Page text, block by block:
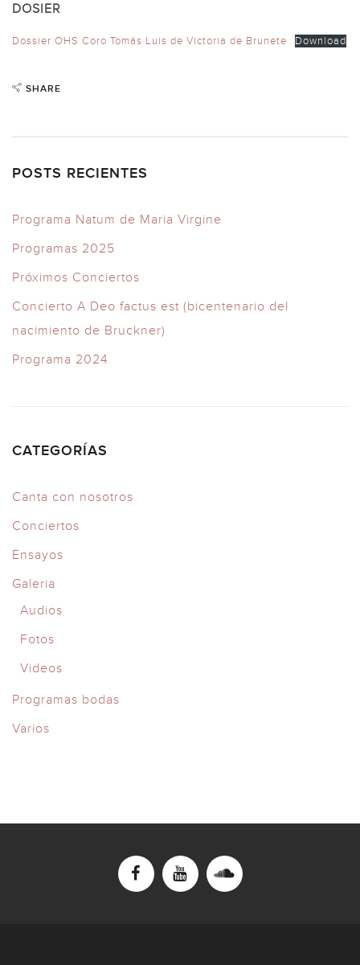
DOSIER
Dossier OHS Coro Tomás Luis de Victoria de Brunete Download
SHARE
POSTS RECIENTES
Programa Natum de Maria Virgine
Programas 2025
Próximos Conciertos
Concierto A Deo factus est (bicentenario del
nacimiento de Bruckner)
Programa 2024
CATEGORÍAS
Canta con nosotros
Conciertos
Ensayos
Galeria
Audios
Fotos
Videos
Programas bodas
Varios